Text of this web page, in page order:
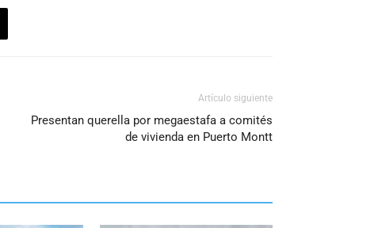
Artículo siguiente
Presentan querella por megaestafa a comités
de vivienda en Puerto Montt